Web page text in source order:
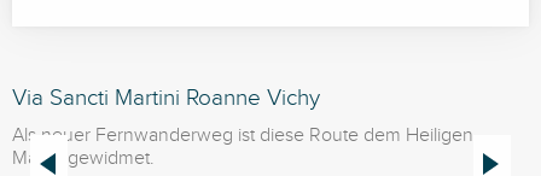
Via Sancti Martini Roanne Vichy
Als neuer Fernwanderweg ist diese Route dem Heiligen
Martin gewidmet.